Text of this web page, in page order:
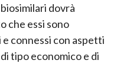
dovrà
che essi sono
connessi con aspetti
tipo economico e di